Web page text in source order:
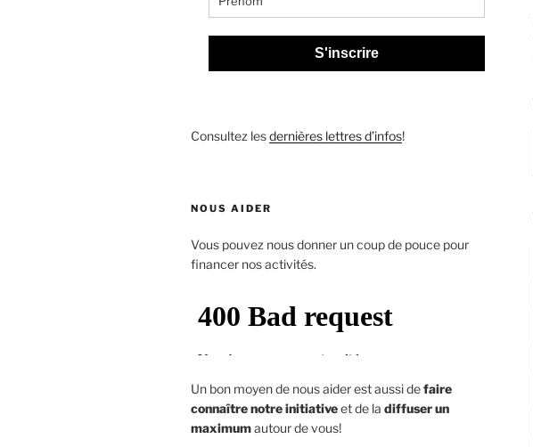
S'inscrire
Consultez lesdernières lettres d’infos!
NOUS AIDER
Vous pouvez nous donner un coup de pouce pour
financer nos activités.
Un bon moyen de nous aider est aussi defaire
connaître notre initiativeet de la diffuser un
maximumautour de vous!